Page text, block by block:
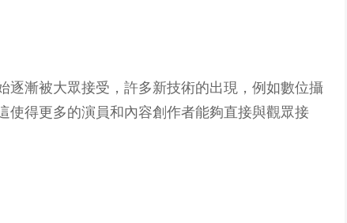
漸被大眾接受，許多新技術的出現，例如數位攝
得更多的演員和內容創作者能夠直接與觀眾接